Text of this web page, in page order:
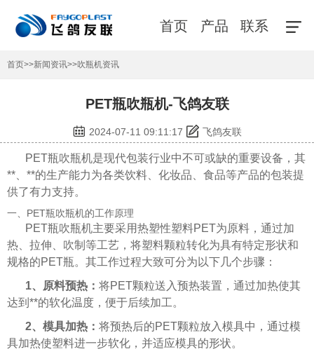
首页 产品 联系
首页>>新闻资讯>>吹瓶机资讯
PET瓶吹瓶机-飞鸽友联
2024-07-11 09:11:17 飞鸽友联
PET瓶吹瓶机是现代包装行业中不可或缺的重要设备，其
**、**的生产能力为各类饮料、化妆品、食品等产品的包装提
供了有力支持。
一、PET瓶吹瓶机的工作原理
PET瓶吹瓶机主要采用热塑性塑料PET为原料，通过加
热、拉伸、吹制等工艺，将塑料颗粒转化为具有特定形状和
规格的PET瓶。其工作过程大致可分为以下几个步骤：
1、原料预热： 将PET颗粒送入预热装置，通过加热使其
达到**的软化温度，便于后续加工。
2、模具加热： 将预热后的PET颗粒放入模具中，通过模
具加热使塑料进一步软化，并适应模具的形状。